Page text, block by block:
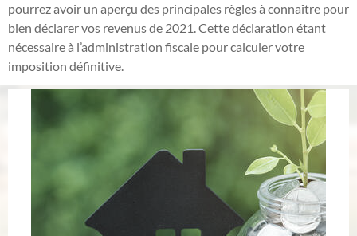
pourrez avoir un aperçu des principales règles à connaître pour
bien déclarer vos revenus de 2021. Cette déclaration étant
nécessaire à l’administration fiscale pour calculer votre
imposition définitive.